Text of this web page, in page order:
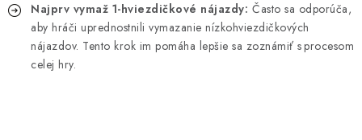
Najprv vymaž 1-hviezdičkové nájazdy: Často sa odporúča,
aby hráči uprednostnili vymazanie nízkohviezdičkových
nájazdov. Tento krok im pomáha lepšie sa zoznámiť s procesom
celej hry.